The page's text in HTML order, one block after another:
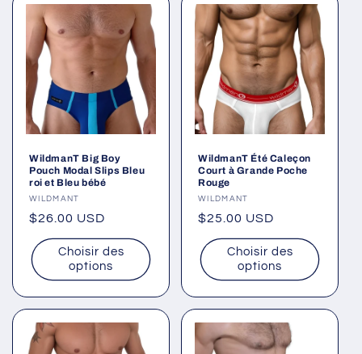
WildmanT Big Boy
Pouch Modal Slips Bleu
roi et Bleu bébé
Fournisseur :
WILDMANT
Prix
habituel
$26.00 USD
Choisir des
options
WildmanT Été Caleçon
Court à Grande Poche
Rouge
Fournisseur :
WILDMANT
Prix
habituel
$25.00 USD
Choisir des
options